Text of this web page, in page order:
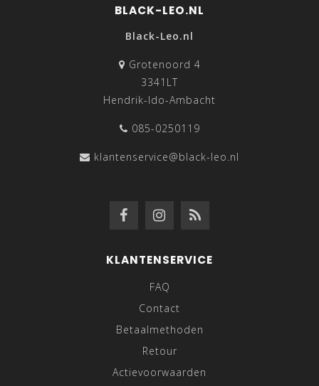
BLACK-LEO.NL
Black-Leo.nl
Grotenoord 4
3341LT
Hendrik-Ido-Ambacht
085-0250119
klantenservice@black-leo.nl
KLANTENSERVICE
FAQ
Contact
Betaalmethoden
Retour
Actievoorwaarden